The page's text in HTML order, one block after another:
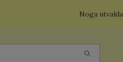
Noga